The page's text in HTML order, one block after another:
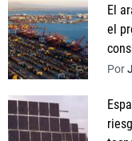
El
el
Por